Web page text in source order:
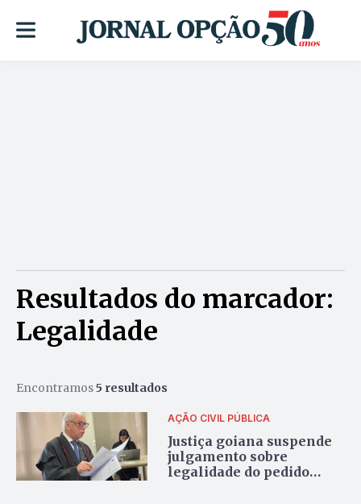
Resultados do marcador:
Legalidade
Encontramos5 resultados
AÇÃO CIVIL PÚBLICA
Justiça goiana suspende
julgamento sobre
legalidade do pedido